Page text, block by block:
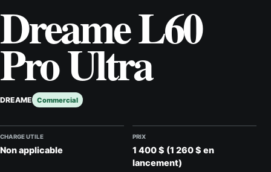
Dreame L60
Pro Ultra
DREAME Commercial
CHARGE UTILE
Non applicable
PRIX
1 400 $ (1 260 $ en
lancement)